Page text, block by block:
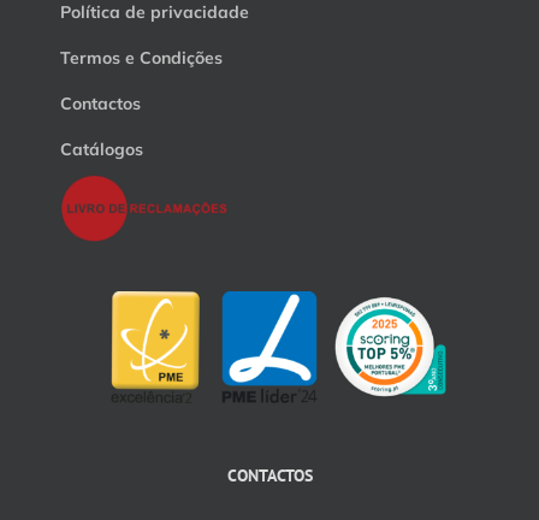
Política de privacidade
Termos e Condições
Contactos
Catálogos
CONTACTOS